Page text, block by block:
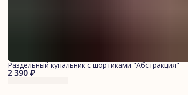
2 390 ₽
Раздельный купальник с шортиками "Абстракция"